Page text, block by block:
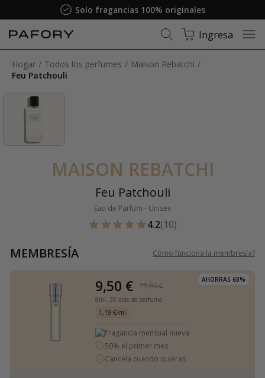
Solo fragancias 100% originales
Ingresa
Hogar Todos los perfumes
Maison Rebatchi
Feu Patchouli
MAISON REBATCHI
Feu Patchouli
Eau de Parfum - Unisex
4.2(10)
MEMBRESÍA Cómo funciona la membresía?
AHORRAS 68%
9,50 € 19,00 €
8ml, 30 días de perfume
1,19 €/ml
Fragancia mensual nueva
50% el primer mes
Cancela cuando quieras